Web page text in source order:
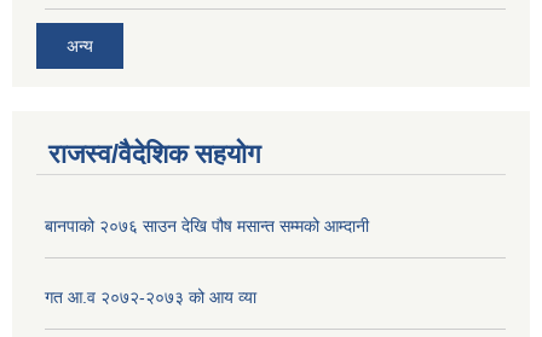
अन्य
राजस्व/वैदेशिक सहयोग
बानपाको २०७६ साउन देखि पौष मसान्त सम्मको आम्दानी
गत आ.व २०७२-२०७३ को आय व्या